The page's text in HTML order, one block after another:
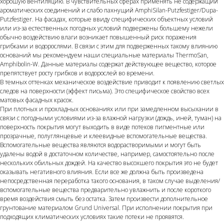
ароматических соединений и слабо пахнущий AmphiSilan-Putz­festiger/Dupa-
Putzfestiger. На фасадах, которые ввиду специфических объектных условий
или из-за естественных погодных условий подвержены большему нежели
обычно воздействию влаги возникает повышенный риск поражения
грибками и водорослями. В связи с этим для подверженных такому влиянию
оснований мы рекомендуем наши специальные материалы ThermoSan,
Amphibolin-W. Данные материалы содержат действующее вещество, которое
препятствует росту грибков и водорослей во времени.
В темных оттенках механическое воздействие приводит к появлению светлых
следов на поверхности (эффект письма). Это специфическое свойство всех
матовых фасадных красок.
При плотных и прохладных основаниях или при замедленном высыхании в
связи с погодными условиями из-за влажной нагрузки (дождь, иней, туман) на
поверхность покрытия могут выходить в виде потеков пигментные или
прозрачные, полуглянцевые и клеевидные вспомогательные вещества.
Вспомогательные вещества являются водорастворимыми и могут быть
удалены водой в достаточном количестве, например, самостоятельно после
нескольких обильных дождей. На качество высохшего покрытия это не будет
оказывать негативного влияния. Если все же должна быть произведена
непосредственная переработка такого основания, в таком случае выделения/
вспомогательные вещества предварительно увлажнить и после короткого
время воздействия смыть без остатка. Затем произвести дополнительное
грунтование материалом Grund Universal. При исполнении покрытия при
подходящих климатических условиях такие потеки не проявятся.